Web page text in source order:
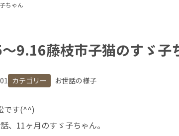
ちゃん
9.16藤枝市子猫のすゞ子
カテゴリー お世話の様子
です(^^)
、11ヶ月のすゞ子ちゃん。